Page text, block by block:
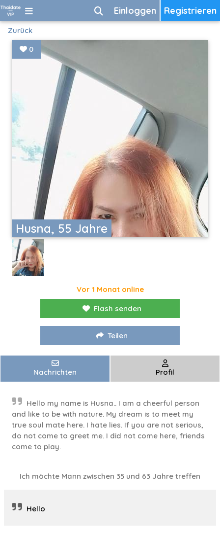
Registrieren
Einloggen
Zurück
Husna, 55 Jahre
0
Vor 1 Monat online
Flash senden
Teilen
Nachrichten Profil
Hello my name is Husna.. I am a cheerful person
and like to be with nature. My dream is to meet my
true soul mate here. I hate lies. If you are not serious,
do not come to greet me. I did not come here, friends
come to play.
Ich möchte Mann zwischen 35 und 63 Jahre treffen
Hello